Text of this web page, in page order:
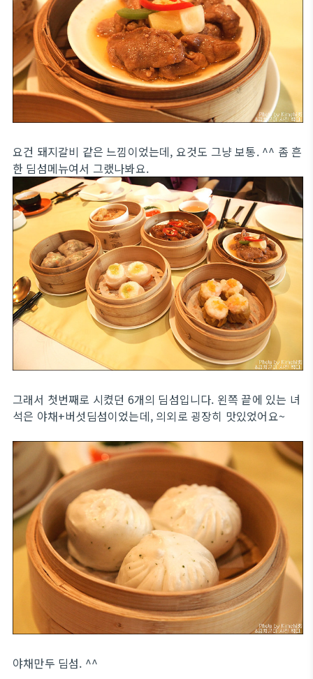
요건 돼지갈비 같은 느낌이었는데, 요것도 그냥 보통. ^^ 좀 흔
한 딤섬메뉴여서 그랬나봐요.
그래서 첫번째로 시켰던 6개의 딤섬입니다. 왼쪽 끝에 있는 녀
석은 야채+버섯딤섬이었는데, 의외로 굉장히 맛있었어요~
야채만두 딤섬. ^^